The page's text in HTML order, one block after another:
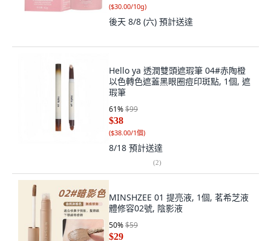
($30.00/10g)
後天 8/8 (六) 預計送達
Hello ya 透潤雙頭遮瑕筆 04#赤陶橙
以色轉色遮蓋黑眼圈痘印斑點, 1個, 遮
瑕筆
61%$99
$38
($38.00/1個)
8/18 預計送達
(2)
MINSHZEE 01 提亮液, 1個, 茗希芝液
體修容02號, 陰影液
50%$59
$29